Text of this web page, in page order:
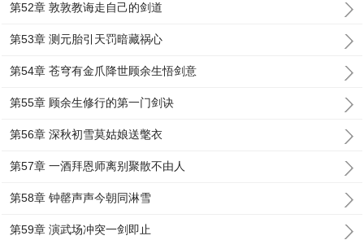
第52章 敦敦教诲走自己的剑道
第53章 测元胎引天罚暗藏祸心
第54章 苍穹有金爪降世顾余生悟剑意
第55章 顾余生修行的第一门剑诀
第56章 深秋初雪莫姑娘送氅衣
第57章 一酒拜恩师离别聚散不由人
第58章 钟罄声声今朝同淋雪
第59章 演武场冲突一剑即止